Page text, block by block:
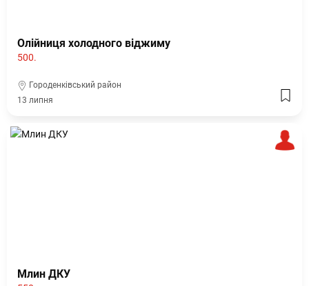
Олійниця холодного віджиму
500.
Городенківський район
13 липня
Млин ДКУ